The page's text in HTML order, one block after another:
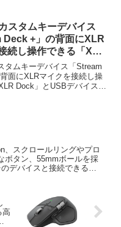
スタムキーデバイス
Deck +」の背面にXLR
続し操作できる「XLR
デバイスを増設で
ドリーダー付きの
」を発売。
タムキーデバイス「Stream
面にXLRマイクを接続し操
Dock」とUSBデバイスを
、スクロールリングやプロ
ボタン、55mmボールを採
デバイスと接続できる
高